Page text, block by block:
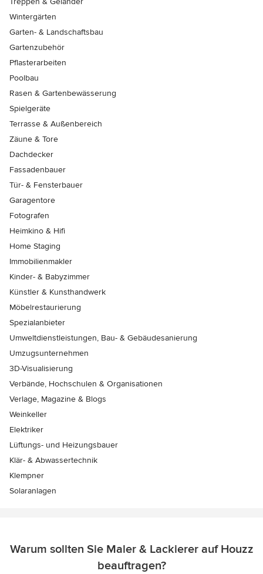
Wintergärten
Garten- & Landschaftsbau
Gartenzubehör
Pflasterarbeiten
Poolbau
Rasen & Gartenbewässerung
Spielgeräte
Terrasse & Außenbereich
Zäune & Tore
Dachdecker
Fassadenbauer
Tür- & Fensterbauer
Garagentore
Fotografen
Heimkino & Hifi
Home Staging
Immobilienmakler
Kinder- & Babyzimmer
Künstler & Kunsthandwerk
Möbelrestaurierung
Spezialanbieter
Umweltdienstleistungen, Bau- & Gebäudesanierung
Umzugsunternehmen
3D-Visualisierung
Verbände, Hochschulen & Organisationen
Verlage, Magazine & Blogs
Weinkeller
Elektriker
Lüftungs- und Heizungsbauer
Klär- & Abwassertechnik
Klempner
Solaranlagen
Warum sollten Sie Maler & Lackierer auf Houzz
beauftragen?